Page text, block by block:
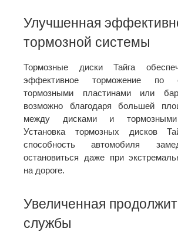
Улучшенная
тормозной системы
Тормозные диски Тайга
эффективное торможение по
тормозными пластинами или
возможно благодаря большей
между дисками и тормозными
Установка тормозных дисков
способность автомобиля
остановиться даже при
на дороге.
Увеличенная
службы